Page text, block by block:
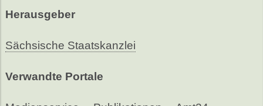
Herausgeber
Sächsische Staatskanzlei
Verwandte Portale